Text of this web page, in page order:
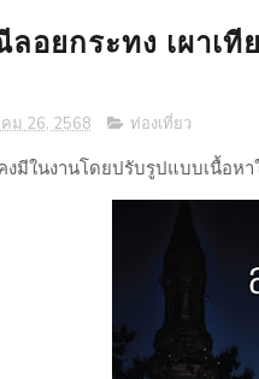
อยกระทง เผาเ
ม 26, 2568 ท่องเที่ยว
มีในงานโดยปรับรูปแบบเนื้อห